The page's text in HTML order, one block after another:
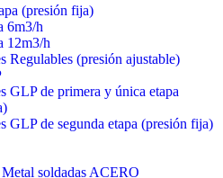
(presión fija)
6m3/h
12m3/h
Regulables (presión ajustable)
GLP de primera y única etapa
GLP de segunda etapa (presión fija)
soldadas ACERO